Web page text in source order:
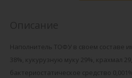
Наполнитель ТОФУ в своем составе
38%, кукурузную муку 29%, крахмал
бактериостатическое средство